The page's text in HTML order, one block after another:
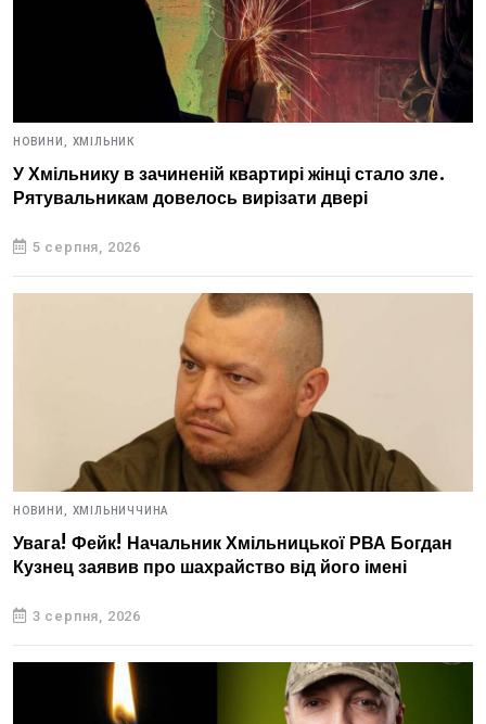
НОВИНИ, ХМІЛЬНИК
У Хмільнику в зачиненій квартирі жінці стало зле.
Рятувальникам довелось вирізати двері
5 серпня, 2026
НОВИНИ, ХМІЛЬНИЧЧИНА
Увага! Фейк! Начальник Хмільницької РВА Богдан
Кузнец заявив про шахрайство від його імені
3 серпня, 2026